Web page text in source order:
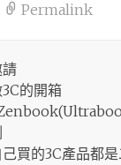
Permalink
的開箱
買的3C產品都是